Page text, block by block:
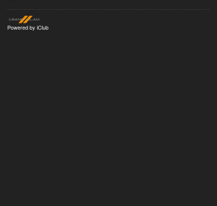
Powered by iClub